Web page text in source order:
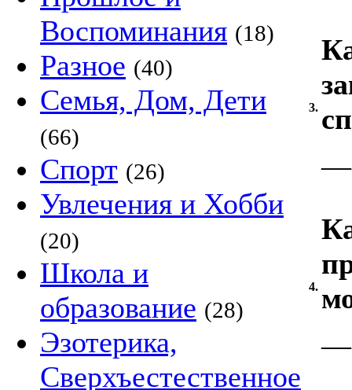
Воспоминания (18)
Разное (40)
Семья, Дом, Дети
(66)
Спорт (26)
Увлечения и Хобби
(20)
Школа и
образование (28)
Эзотерика,
Сверхъестественное
3.
—
4.
—